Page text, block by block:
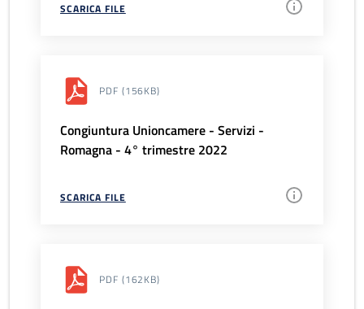
SCARICA FILE
PDF (156KB)
Congiuntura Unioncamere - Servizi -
Romagna - 4° trimestre 2022
SCARICA FILE
PDF (162KB)